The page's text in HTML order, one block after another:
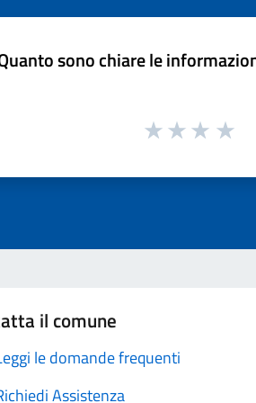
sono chiare le
il comune
le domande frequenti
Assistenza